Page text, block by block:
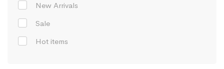
New Arrivals
Sale
Hot items